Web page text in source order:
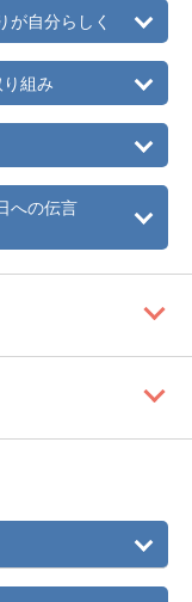
自分らしく
組み
への伝言